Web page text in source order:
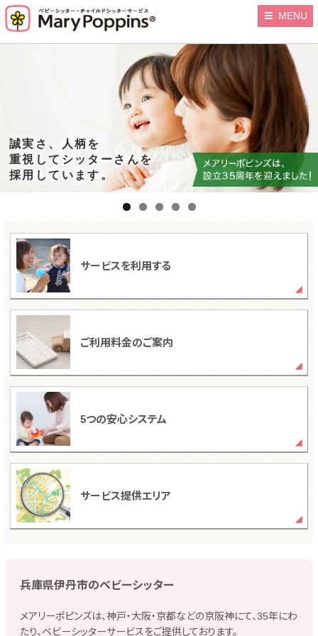
MENU
誠実さ、人柄を
重視してシッターさんを
採用しています。
慣れたお家は
お子さまも”あんしん”
サービスを利用する
ご利用料金のご案内
5つの安心システム
サービス提供エリア
兵庫県伊丹市のベビーシッター
メアリーポピンズは、神戸・大阪・京都などの京阪神にて、35年にわ
たり、ベビーシッターサービスをご提供しております。